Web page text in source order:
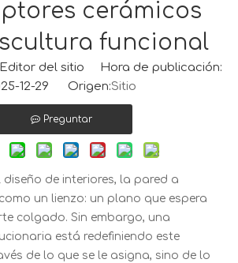
cerámicos
funcional
del sitio Hora de publicación:
12-29 Origen:Sitio
Preguntar
diseño de interiores, la pared a
un lienzo: un plano que espera
colgado. Sin embargo, una
está redefiniendo este
de lo que se le asigna, sino de lo